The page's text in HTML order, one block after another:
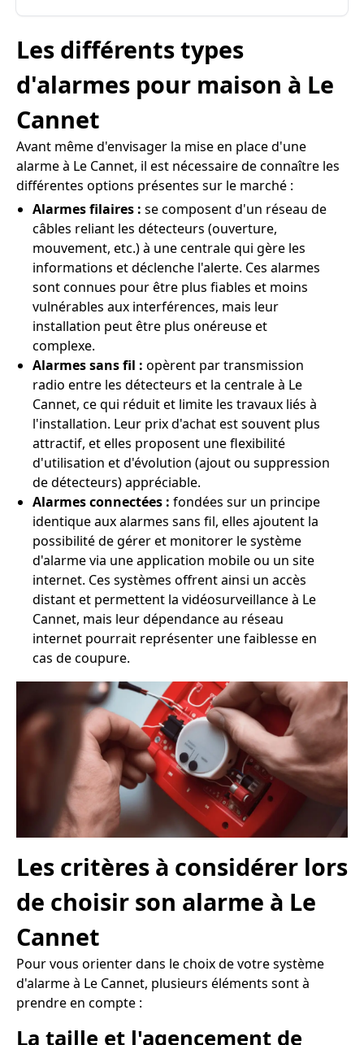
Les différents types
d'alarmes pour maison à Le
Cannet
Avant même d'envisager la mise en place d'une
alarme à Le Cannet, il est nécessaire de connaître les
différentes options présentes sur le marché :
Alarmes filaires : se composent d'un réseau de
câbles reliant les détecteurs (ouverture,
mouvement, etc.) à une centrale qui gère les
informations et déclenche l'alerte. Ces alarmes
sont connues pour être plus fiables et moins
vulnérables aux interférences, mais leur
installation peut être plus onéreuse et
complexe.
Alarmes sans fil : opèrent par transmission
radio entre les détecteurs et la centrale à Le
Cannet, ce qui réduit et limite les travaux liés à
l'installation. Leur prix d'achat est souvent plus
attractif, et elles proposent une flexibilité
d'utilisation et d'évolution (ajout ou suppression
de détecteurs) appréciable.
Alarmes connectées : fondées sur un principe
identique aux alarmes sans fil, elles ajoutent la
possibilité de gérer et monitorer le système
d'alarme via une application mobile ou un site
internet. Ces systèmes offrent ainsi un accès
distant et permettent la vidéosurveillance à Le
Cannet, mais leur dépendance au réseau
internet pourrait représenter une faiblesse en
cas de coupure.
Les critères à considérer lors
de choisir son alarme à Le
Cannet
Pour vous orienter dans le choix de votre système
d'alarme à Le Cannet, plusieurs éléments sont à
prendre en compte :
La taille et l'agencement de